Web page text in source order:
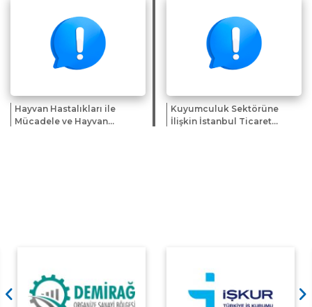
İlişkin Genelge
Hayvan Hastalıkları ile
Mücadele ve Hayvan
Kuyumculuk Sektörüne
İlişkin İstanbul Ticaret